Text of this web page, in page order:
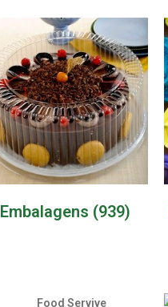
Embalagens (939)